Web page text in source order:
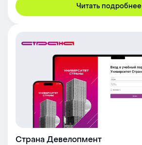
Читать подробнее
Страна Девелопмент